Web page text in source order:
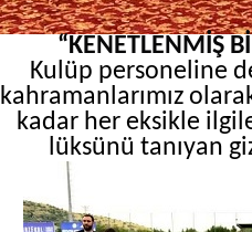
“KENETLENMİŞ
Kulüp personeline
kahramanlarımız
kadar her eksikle
lüksünü tanıyan